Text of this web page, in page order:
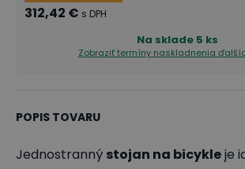
312,42 € s DPH
Na sklade 5 ks
Zobraziť termíny naskladnenia
POPIS TOVARU
Jednostranný stojan na bicykleje